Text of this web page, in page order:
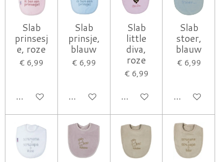
Slab
prinsesj
e, roze
€ 6,99
IN WINKELWAGEN
Slab
prinsje,
blauw
€ 6,99
IN WINKELWAGEN
Slab
little
diva,
roze
€ 6,99
IN WINKELWAGEN
Slab
stoer,
blauw
€ 6,99
IN